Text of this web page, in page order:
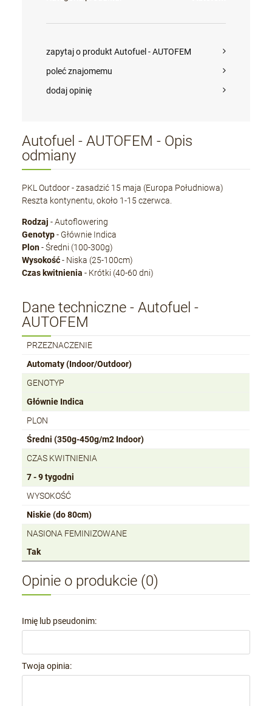
zapytaj o produkt Autofuel - AUTOFEM
poleć znajomemu
dodaj opinię
Autofuel - AUTOFEM - Opis
odmiany
PKL Outdoor - zasadzić 15 maja (Europa Południowa)
Reszta kontynentu, około 1-15 czerwca.
Rodzaj - Autoflowering
Genotyp- Głównie Indica
Plon- Średni (100-300g)
Wysokość- Niska (25-100cm)
Czas kwitnienia- Krótki (40-60 dni)
Dane techniczne - Autofuel -
AUTOFEM
PRZEZNACZENIE
Automaty (Indoor/Outdoor)
GENOTYP
Głównie Indica
PLON
Średni (350g-450g/m2 Indoor)
CZAS KWITNIENIA
7 - 9 tygodni
WYSOKOŚĆ
Niskie (do 80cm)
NASIONA FEMINIZOWANE
Tak
Opinie o produkcie (0)
Imię lub pseudonim:
Twoja opinia: